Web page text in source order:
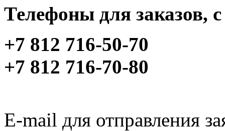
Телефоны для заказов,
+7 812 716-50-70
+7 812 716-70-80
E-mail для отправления